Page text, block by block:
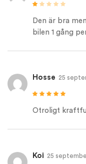
1
av
5
Den är bra
bilen 1 gång
5
Hosse 25
Otroligt
Koi 25